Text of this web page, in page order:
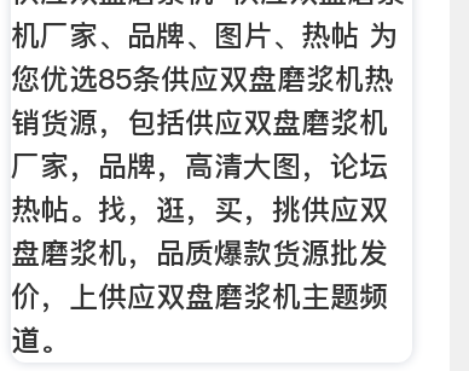
机厂家、品牌、图片、热帖 为
您优选85条供应双盘磨浆机热
销货源，包括供应双盘磨浆机
厂家，品牌，高清大图，论坛
热帖。找，逛，买，挑供应双
盘磨浆机，品质爆款货源批发
价，上供应双盘磨浆机主题频
道。